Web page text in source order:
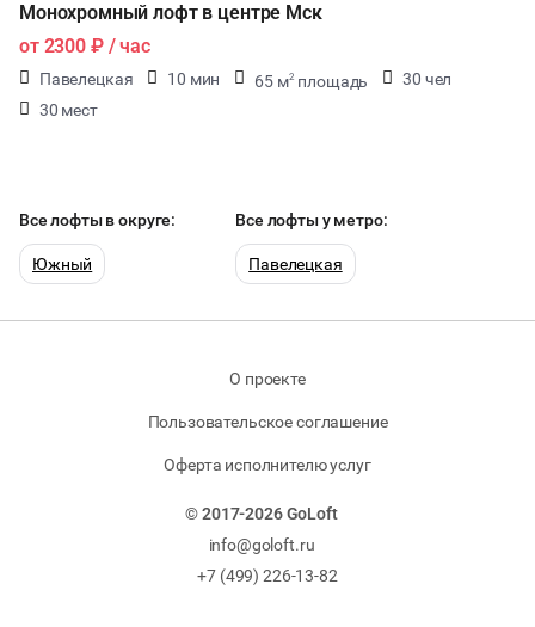
Монохромный лофт в центре Мск
от 2300 ₽/ час
Павелецкая 10 мин 65 м2 площадь
30 чел
30 мест
Все лофты в округе:
Южный
Все лофты у метро:
Павелецкая
О проекте
Пользовательское соглашение
Оферта исполнителю услуг
© 2017-2026 GoLoft
info@goloft.ru
+7 (499) 226-13-82